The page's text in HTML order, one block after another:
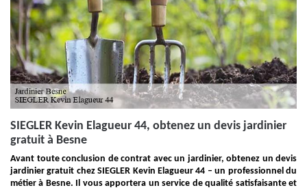
SIEGLER Kevin Elagueur 44, obtenez un devis jardinier
gratuit à Besne
Avant toute conclusion de contrat avec un jardinier, obtenez un devis
jardinier gratuit chez SIEGLER Kevin Elagueur 44 – un professionnel du
métier à Besne. Il vous apportera un service de qualité satisfaisante et